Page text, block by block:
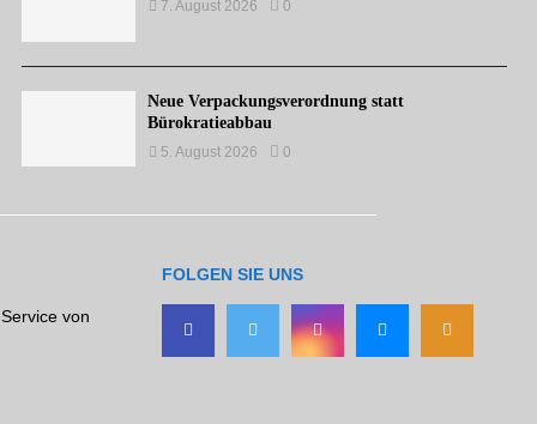
7. August 2026 0
Neue Verpackungsverordnung statt
Bürokratieabbau
5. August 2026 0
von
FOLGEN SIE UNS